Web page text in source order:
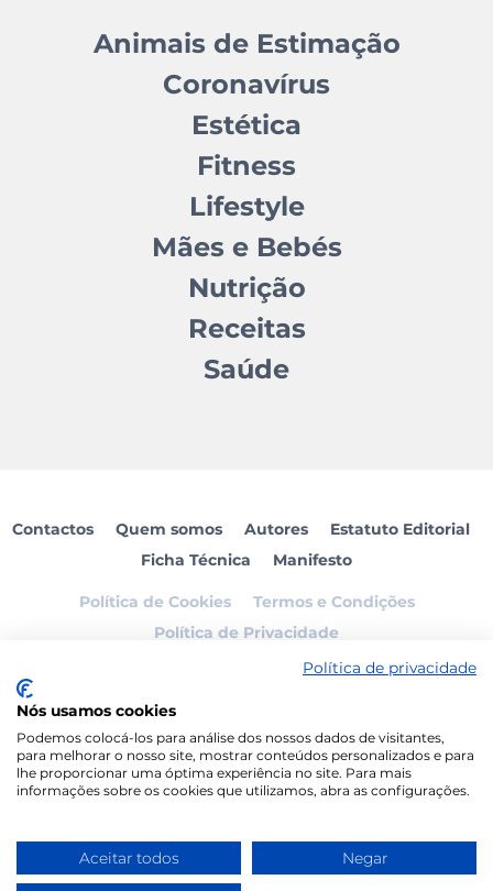
Animais de Estimação
Coronavírus
Estética
Fitness
Lifestyle
Mães e Bebés
Nutrição
Receitas
Saúde
Contactos Quem somos Autores
Estatuto Editorial
Ficha Técnica
Manifesto
Política de Cookies
Termos e Condições
Política de Privacidade
Política de privacidade
Nós usamos cookies
Podemos colocá-los para análise dos nossos dados de visitantes,
para melhorar o nosso site, mostrar conteúdos personalizados e para
lhe proporcionar uma óptima experiência no site. Para mais
informações sobre os cookies que utilizamos, abra as configurações.
Aceitar todos Negar